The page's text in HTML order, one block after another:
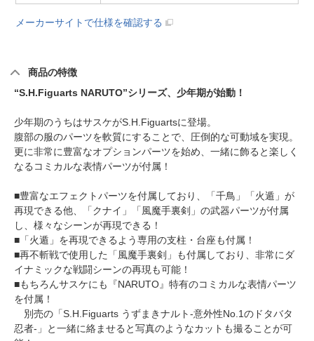
メーカーサイトで仕様を確認する
商品の特徴
“S.H.Figuarts NARUTO”シリーズ、少年期が始動！
少年期のうちはサスケがS.H.Figuartsに登場。
腹部の服のパーツを軟質にすることで、圧倒的な可動域を実現。
更に非常に豊富なオプションパーツを始め、一緒に飾ると楽しく
なるコミカルな表情パーツが付属！
■豊富なエフェクトパーツを付属しており、「千鳥」「火遁」が
再現できる他、「クナイ」「風魔手裏剣」の武器パーツが付属
し、様々なシーンが再現できる！
■「火遁」を再現できるよう専用の支柱・台座も付属！
■再不斬戦で使用した「風魔手裏剣」も付属しており、非常にダ
イナミックな戦闘シーンの再現も可能！
■もちろんサスケにも『NARUTO』特有のコミカルな表情パーツ
を付属！
別売の「S.H.Figuarts うずまきナルト-意外性No.1のドタバタ
忍者-」と一緒に絡ませると写真のようなカットも撮ることが可